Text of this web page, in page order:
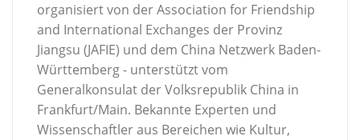
organisiert von der Association for Friendship
and International Exchanges der Provinz
Jiangsu (JAFIE) und dem China Netzwerk Baden-
Württemberg - unterstützt vom
Generalkonsulat der Volksrepublik China in
Frankfurt/Main. Bekannte Experten und
Wissenschaftler aus Bereichen wie Kultur,